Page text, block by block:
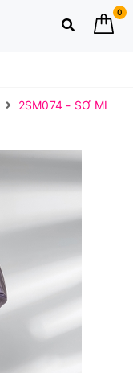
0
2SM074 - SƠ MI